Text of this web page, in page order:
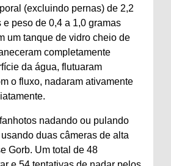
(excluindo pernas) de 2,2
e peso de 0,4 a 1,0 gramas
um tanque de vidro cheio de
completamente
da água, flutuaram
o fluxo, nadaram ativamente
nadando ou pulando
duas câmeras de alta
Gorb. Um total de 48